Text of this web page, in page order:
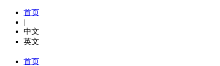
首页
|
中文
英文
首页